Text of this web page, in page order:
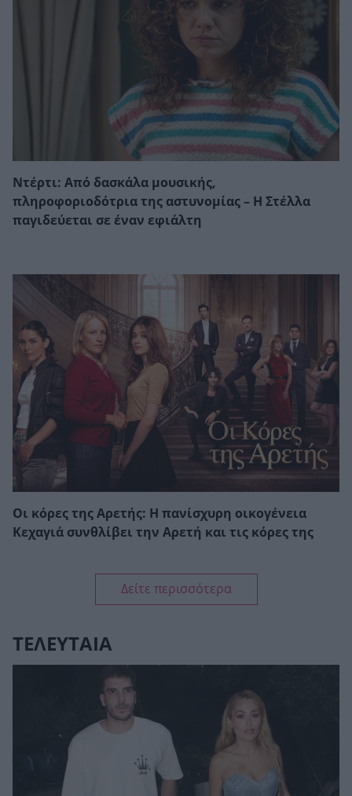
Ντέρτι: Από δασκάλα μουσικής,
πληροφοριοδότρια της αστυνομίας – Η Στέλλα
παγιδεύεται σε έναν εφιάλτη
Οι κόρες της Αρετής: Η πανίσχυρη οικογένεια
Κεχαγιά συνθλίβει την Αρετή και τις κόρες της
Δείτε περισσότερα
ΤΕΛΕΥΤΑΙΑ